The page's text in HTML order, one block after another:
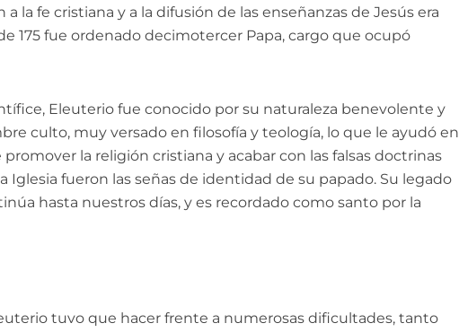
a la fe cristiana y a la difusión de las enseñanzas de Jesús era
175 fue ordenado decimotercer Papa, cargo que ocupó
Eleuterio fue conocido por su naturaleza benevolente y
culto, muy versado en filosofía y teología, lo que le ayudó en
la religión cristiana y acabar con las falsas doctrinas
fueron las señas de identidad de su papado. Su legado
hasta nuestros días, y es recordado como santo por la
tuvo que hacer frente a numerosas dificultades, tanto